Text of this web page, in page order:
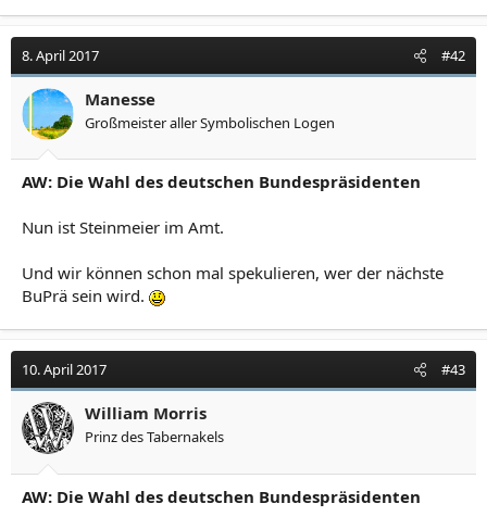
8. April 2017 #42
Manesse
Großmeister aller Symbolischen Logen
AW: Die Wahl des deutschen Bundespräsidenten
Nun ist Steinmeier im Amt.
Und wir können schon mal spekulieren, wer der nächste
BuPrä sein wird.
10. April 2017 #43
William Morris
Prinz des Tabernakels
AW: Die Wahl des deutschen Bundespräsidenten